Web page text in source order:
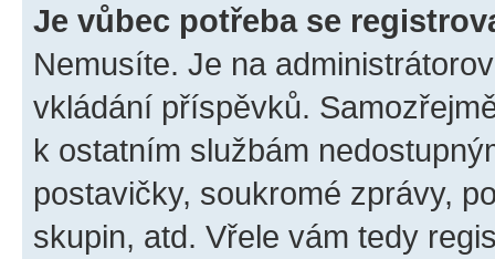
Je vůbec potřeba se
Nemusíte. Je na
vkládání příspěvků.
k ostatním službám
postavičky, soukromé zprávy,
skupin, atd. Vřele vám tedy